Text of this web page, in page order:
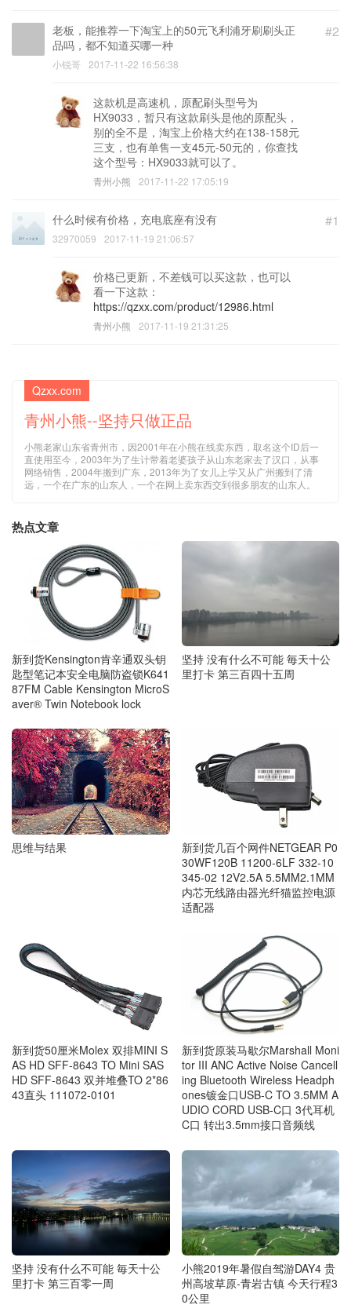
#2
老板，能推荐一下淘宝上的50元飞利浦牙刷刷头正
品吗，都不知道买哪一种
小锐哥 2017-11-22 16:56:38
这款机是高速机，原配刷头型号为
HX9033，暂只有这款刷头是他的原配头，
别的全不是，淘宝上价格大约在138-158元
三支，也有单售一支45元-50元的，你查找
这个型号：HX9033就可以了。
青州小熊 2017-11-22 17:05:19
#1
什么时候有价格，充电底座有没有
32970059 2017-11-19 21:06:57
价格已更新，不差钱可以买这款，也可以
看一下这款：
https://qzxx.com/product/12986.html
青州小熊 2017-11-19 21:31:25
Qzxx.com
青州小熊--坚持只做正品
小熊老家山东省青州市，因2001年在小熊在线卖东西，取名这个ID后一
直使用至今，2003年为了生计带着老婆孩子从山东老家去了汉口，从事
网络销售，2004年搬到广东，2013年为了女儿上学又从广州搬到了清
远，一个在广东的山东人，一个在网上卖东西交到很多朋友的山东人。
热点文章
新到货Kensington肯辛通双头钥
匙型笔记本安全电脑防盗锁K641
87FM Cable Kensington MicroS
aver® Twin Notebook lock
坚持 没有什么不可能 毎天十公
里打卡 第三百四十五周
思维与结果
新到货几百个网件NETGEAR P0
30WF120B 11200-6LF 332-10
345-02 12V2.5A 5.5MM2.1MM
内芯无线路由器光纤猫监控电源
适配器
新到货50厘米Molex 双排MINI S
AS HD SFF-8643 TO Mini SAS
HD SFF-8643 双并堆叠TO 2*86
43直头 111072-0101
新到货原装马歇尔Marshall Moni
tor III ANC Active Noise Cancell
ing Bluetooth Wireless Headph
ones镀金口USB-C TO 3.5MM A
UDIO CORD USB-C口 3代耳机
C口 转出3.5mm接口音频线
坚持 没有什么不可能 毎天十公
里打卡 第三百零一周
小熊2019年暑假自驾游DAY4 贵
州高坡草原-青岩古镇 今天行程3
0公里